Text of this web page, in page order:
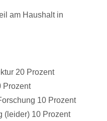
am Haushalt in
20 Prozent
Prozent
10 Prozent
(leider) 10 Prozent